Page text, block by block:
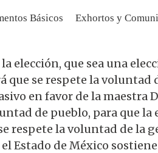
Básicos
Exhortos y
elección, que sea una
se respete la voluntad
en favor de la maestra
de pueblo, para que
respete la voluntad de la
Estado de México